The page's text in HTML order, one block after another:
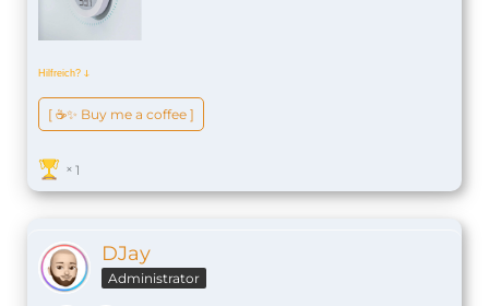
Hilfreich? ↆ
[ ☕️✨ Buy me a coffee ]
1
DJay
Administrator